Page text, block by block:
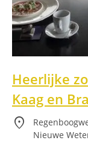
Heerlijke
Kaag en
location_on
Nieuwe